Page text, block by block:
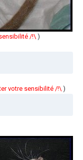
/!\ )
votre sensibilité /!\ )